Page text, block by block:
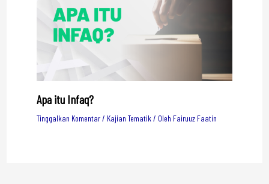
Apa itu Infaq?
Tinggalkan Komentar/ Kajian Tematik / Oleh Fairuuz Faatin